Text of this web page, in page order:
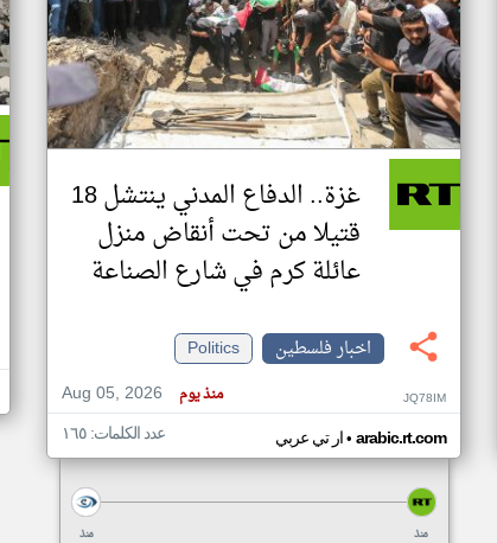
غزة.. الدفاع المدني ينتشل 18
قتيلا من تحت أنقاض منزل
عائلة كرم في شارع الصناعة
اخبار فلسطين
Politics
Aug 05, 2026
منذ يوم JQ78IM
ار تي عربي• arabic.rt.com عدد الكلمات: ١٦٥
منذ منذ